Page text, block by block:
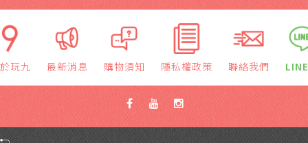
玩九 最新消息 購物須知 隱私權政策 聯絡我們